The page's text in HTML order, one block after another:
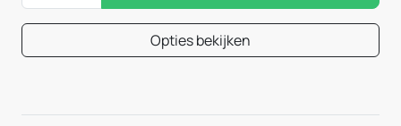
Opties bekijken